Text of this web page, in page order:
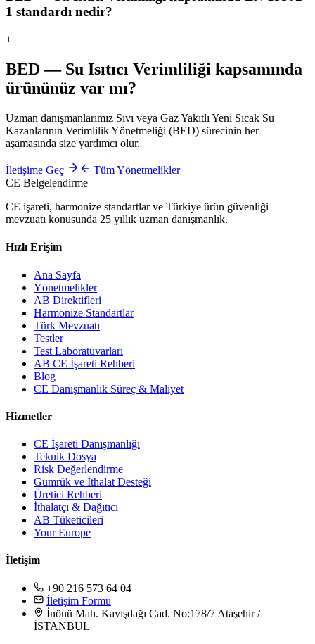
1 standardı nedir?
+
BED — Su Isıtıcı Verimliliği kapsamında
ürününüz var mı?
Uzman danışmanlarımız Sıvı veya Gaz Yakıtlı Yeni Sıcak Su
Kazanlarının Verimlilik Yönetmeliği (BED) sürecinin her
aşamasında size yardımcı olur.
İletişime Geç
Tüm Yönetmelikler
CE Belgelendirme
CE işareti, harmonize standartlar ve Türkiye ürün güvenliği
mevzuatı konusunda 25 yıllık uzman danışmanlık.
Hızlı Erişim
Ana Sayfa
Yönetmelikler
AB Direktifleri
Harmonize Standartlar
Türk Mevzuatı
Testler
Test Laboratuvarları
AB CE İşareti Rehberi
Blog
CE Danışmanlık Süreç & Maliyet
Hizmetler
CE İşareti Danışmanlığı
Teknik Dosya
Risk Değerlendirme
Gümrük ve İthalat Desteği
Üretici Rehberi
İthalatçı & Dağıtıcı
AB Tüketicileri
Your Europe
İletişim
+90 216 573 64 04
İletişim Formu
İnönü Mah. Kayışdağı Cad. No:178/7 Ataşehir /
İSTANBUL